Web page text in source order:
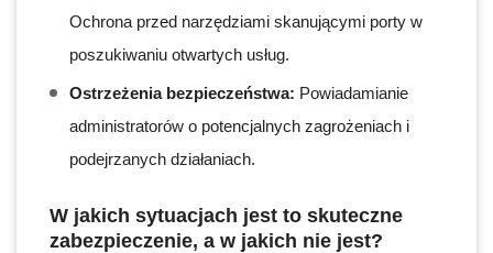
Ochrona przed narzędziami skanującymi porty w
poszukiwaniu otwartych usług.
Ostrzeżenia bezpieczeństwa: Powiadamianie
administratorów o potencjalnych zagrożeniach i
podejrzanych działaniach.
W jakich sytuacjach jest to skuteczne
zabezpieczenie, a w jakich nie jest?